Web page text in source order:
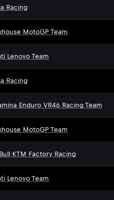
Racing
MotoGP Team
Lenovo Team
Racing
Enduro VR46 Racing Team
MotoGP Team
KTM Factory Racing
Lenovo Team